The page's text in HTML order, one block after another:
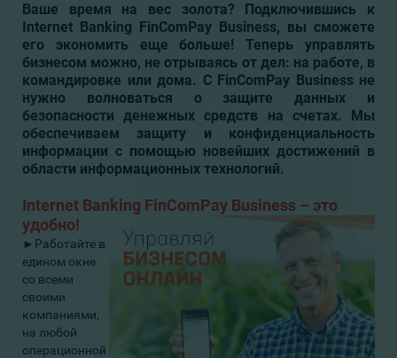
Ваше время на вес золота? Подключившись к
Internet Banking FinComPay Business, вы сможете
его экономить еще больше! Теперь управлять
бизнесом можно, не отрываясь от дел: на работе, в
командировке или дома. С FinComPay Business не
нужно волноваться о защите данных и
безопасности денежных средств на счетах. Мы
обеспечиваем защиту и конфиденциальность
информации с помощью новейших достижений в
области информационных технологий.
Internet Banking FinComPay Business – это
удобно!
►Работайте в
едином окне
со всеми
своими
компаниями,
на любой
операционной